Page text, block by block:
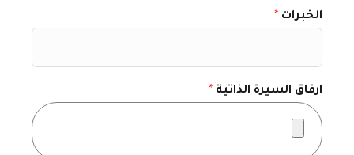
الخبرات *
ارفاق السيرة الذاتية *